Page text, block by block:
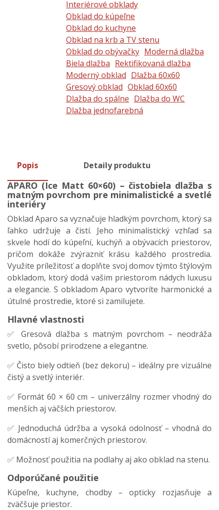
Interiérové obklady
Obklad do kúpeľne
Obklad do kuchyne
Obklad na krb a TV stenu
Obklad do obývačky Moderná dlažba
Biela dlažba Rektifikovaná dlažba
Moderný obklad Dlažba 60x60
Gresový obklad Obklad 60x60
Dlažba do spálne Dlažba do WC
Dlažba jednofarebná
Popis Detaily produktu
APARO (Ice Matt 60×60) – čistobiela dlažba s
matným povrchom pre minimalistické a svetlé
interiéry
Obklad Aparo sa vyznačuje hladkým povrchom, ktorý sa
ľahko udržuje a čistí. Jeho minimalistický vzhľad sa
skvele hodí do kúpeľní, kuchýň a obývacích priestorov,
pričom dokáže zvýrazniť krásu každého prostredia.
Využite príležitosť a doplňte svoj domov týmto štýlovým
obkladom, ktorý dodá vašim priestorom nádych luxusu
a elegancie. S obkladom Aparo vytvoríte harmonické a
útulné prostredie, ktoré si zamilujete.
Hlavné vlastnosti
✅ Gresová dlažba s matným povrchom – neodráža
svetlo, pôsobí prirodzene a elegantne.
✅ Čisto biely odtieň (bez dekoru) – ideálny pre vizuálne
čistý a svetlý interiér.
✅ Formát 60 × 60 cm – univerzálny rozmer vhodný do
menších aj väčších priestorov.
✅ Jednoduchá údržba a vysoká odolnosť – vhodná do
domácností aj komerčných priestorov.
✅ Možnosť použitia na podlahy aj ako obklad na stenu.
Odporúčané použitie
Kúpeľne, kuchyne, chodby – opticky rozjasňuje a
zväčšuje priestor.